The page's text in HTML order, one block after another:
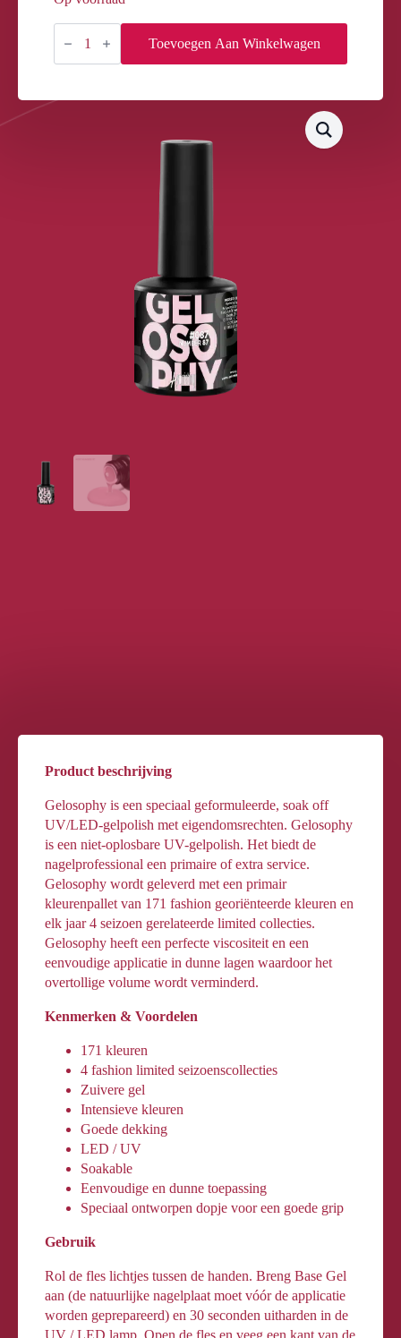
GELOSOPHY
#087
aantal
Toevoegen Aan Winkelwagen
Product beschrijving
Gelosophy is een speciaal geformuleerde, soak off
UV/LED-gelpolish met eigendomsrechten. Gelosophy
is een niet-oplosbare UV-gelpolish. Het biedt de
nagelprofessional een primaire of extra service.
Gelosophy wordt geleverd met een primair
kleurenpallet van 171 fashion georiënteerde kleuren en
elk jaar 4 seizoen gerelateerde limited collecties.
Gelosophy heeft een perfecte viscositeit en een
eenvoudige applicatie in dunne lagen waardoor het
overtollige volume wordt verminderd.
Kenmerken & Voordelen
171 kleuren
4 fashion limited seizoenscollecties
Zuivere gel
Intensieve kleuren
Goede dekking
LED / UV
Soakable
Eenvoudige en dunne toepassing
Speciaal ontworpen dopje voor een goede grip
Gebruik
Rol de fles lichtjes tussen de handen. Breng Base Gel
aan (de natuurlijke nagelplaat moet vóór de applicatie
worden geprepareerd) en 30 seconden uitharden in de
UV / LED lamp. Open de fles en veeg een kant van de